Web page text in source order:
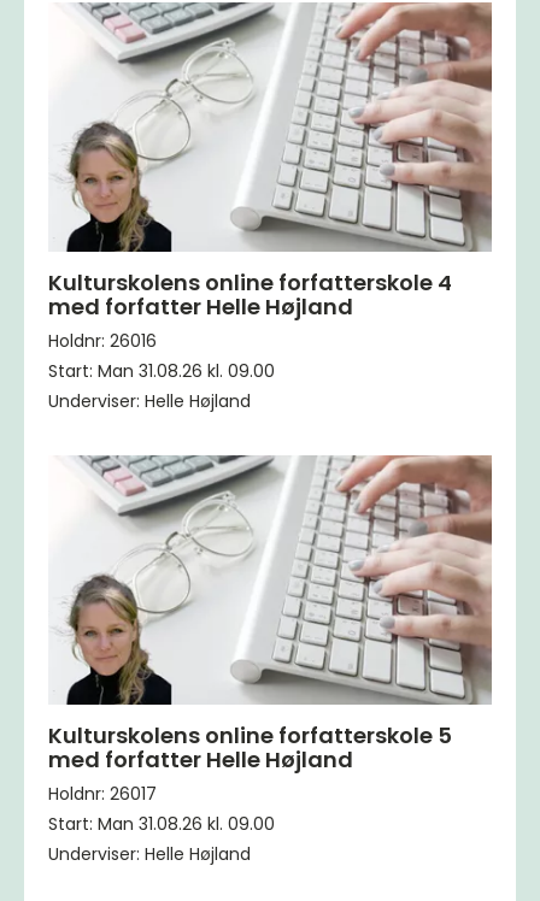
Kulturskolens online forfatterskole 4
med forfatter Helle Højland
Holdnr: 26016
Start: Man 31.08.26 kl. 09.00
Underviser: Helle Højland
Kulturskolens online forfatterskole 5
med forfatter Helle Højland
Holdnr: 26017
Start: Man 31.08.26 kl. 09.00
Underviser: Helle Højland